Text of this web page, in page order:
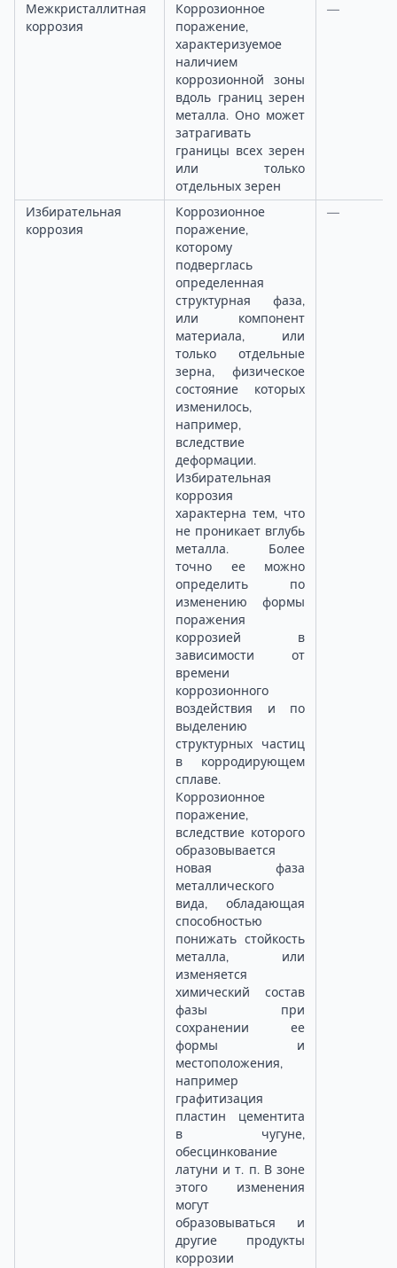
Межкристаллитная
коррозия
Коррозионное
поражение,
характеризуемое
наличием
коррозионной зоны
вдоль границ зерен
металла. Оно может
затрагивать
границы всех зерен
или только
отдельных зерен
—
Избирательная
коррозия
Коррозионное
поражение,
которому
подверглась
определенная
структурная фаза,
или компонент
материала, или
только отдельные
зерна, физическое
состояние которых
изменилось,
например,
вследствие
деформации.
Избирательная
коррозия
характерна тем, что
не проникает вглубь
металла. Более
точно ее можно
определить по
изменению формы
поражения
коррозией в
зависимости от
времени
коррозионного
воздействия и по
выделению
структурных частиц
в корродирующем
сплаве.
Коррозионное
поражение,
вследствие которого
образовывается
новая фаза
металлического
вида, обладающая
способностью
понижать стойкость
металла, или
изменяется
химический состав
фазы при
сохранении ее
формы и
местоположения,
например
графитизация
пластин цементита
в чугуне,
обесцинкование
латуни и т. п. В зоне
этого изменения
могут
образовываться и
другие продукты
коррозии
—